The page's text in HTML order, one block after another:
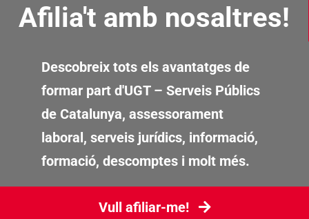
Afilia't amb nosaltres!
Descobreix tots els avantatges de
formar part d'UGT – Serveis Públics
de Catalunya, assessorament
laboral, serveis jurídics, informació,
formació, descomptes i molt més.
Vull afiliar-me!